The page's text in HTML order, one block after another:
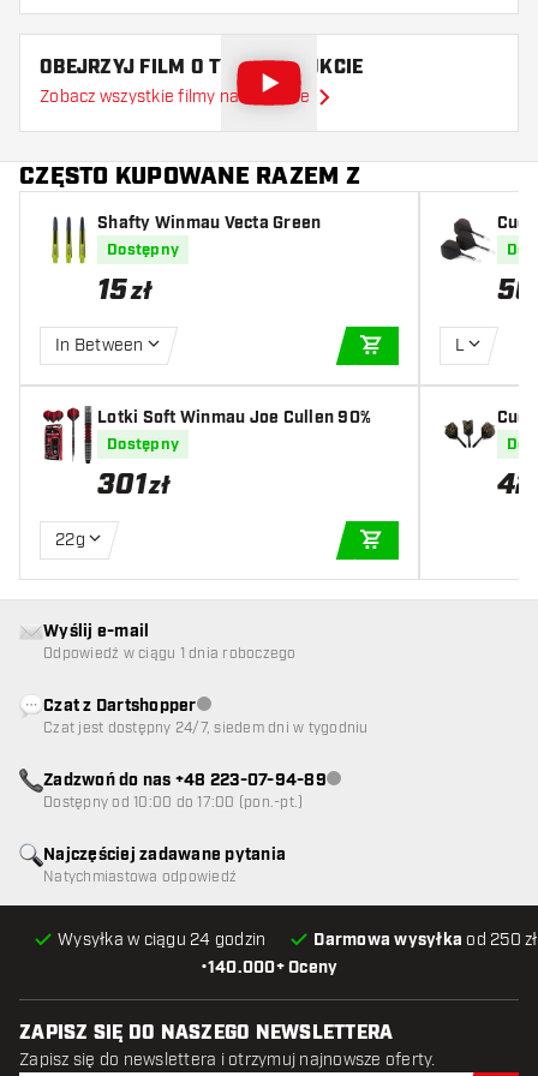
OBEJRZYJ FILM O TYM PRODUKCIE
Zobacz wszystkie filmy na YouTube
CZĘSTO KUPOWANE RAZEM Z
Shafty Winmau Vecta Green
Dostępny
15zł
In Between
DODAJ DO
Lotki Soft Winmau Joe Cullen 90%
Dostępny
301zł
22g
50
L
s -
42
•140.000+ Oceny
Wysyłka w ciągu 24 godzin Darmowa wysyłka od 250
Najczęściej zadawane pytania
Natychmiastowa odpowiedź
Wyślij e-mail
Odpowiedź w ciągu 1 dnia roboczego
Czat z DartshopperObsługa klienta niedostępna
Czat jest dostępny 24/7, siedem dni w tygodniu
Zadzwoń do nas +48 223-07-94-89Obsługa klienta niedostępna
Dostępny od 10:00 do 17:00 (pon.-pt.)
ZAPISZ SIĘ DO NASZEGO NEWSLETTERA
Zapisz się do newslettera i otrzymuj najnowsze oferty.